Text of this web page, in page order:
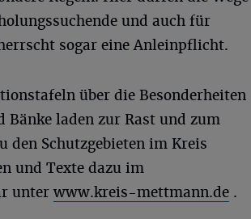
und auch für
sogar eine Anleinpflicht.
über die Besonderheiten
Bänke laden zur Rast und zum
den Schutzgebieten im Kreis
und Texte dazu im
unter www.kreis-mettmann.de .